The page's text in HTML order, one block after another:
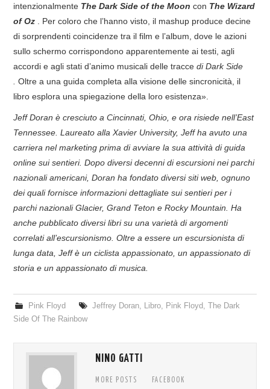
intenzionalmente The Dark Side of the Mooncon The Wizard
of Oz
. Per coloro che l’hanno visto, il mashup produce decine
di sorprendenti coincidenze tra il film e l’album, dove le azioni
sullo schermo corrispondono apparentemente ai testi, agli
accordi e agli stati d’animo musicali delle traccedi Dark Side
.Oltre a una guida completa alla visione delle sincronicità, il
libro esplora una spiegazione della loro esistenza».
Jeff Doran è cresciuto a Cincinnati, Ohio, e ora risiede nell’East
Tennessee. Laureato alla Xavier University, Jeff ha avuto una
carriera nel marketing prima di avviare la sua attività di guida
online sui sentieri. Dopo diversi decenni di escursioni nei parchi
nazionali americani, Doran ha fondato diversi siti web, ognuno
dei quali fornisce informazioni dettagliate sui sentieri per i
parchi nazionali Glacier, Grand Teton e Rocky Mountain. Ha
anche pubblicato diversi libri su una varietà di argomenti
correlati all’escursionismo. Oltre a essere un escursionista di
lunga data, Jeff è un ciclista appassionato, un appassionato di
storia e un appassionato di musica.
Pink Floyd Jeffrey Doran, Libro, Pink Floyd, The Dark
Side Of The Rainbow
NINO GATTI
MORE POSTS FACEBOOK